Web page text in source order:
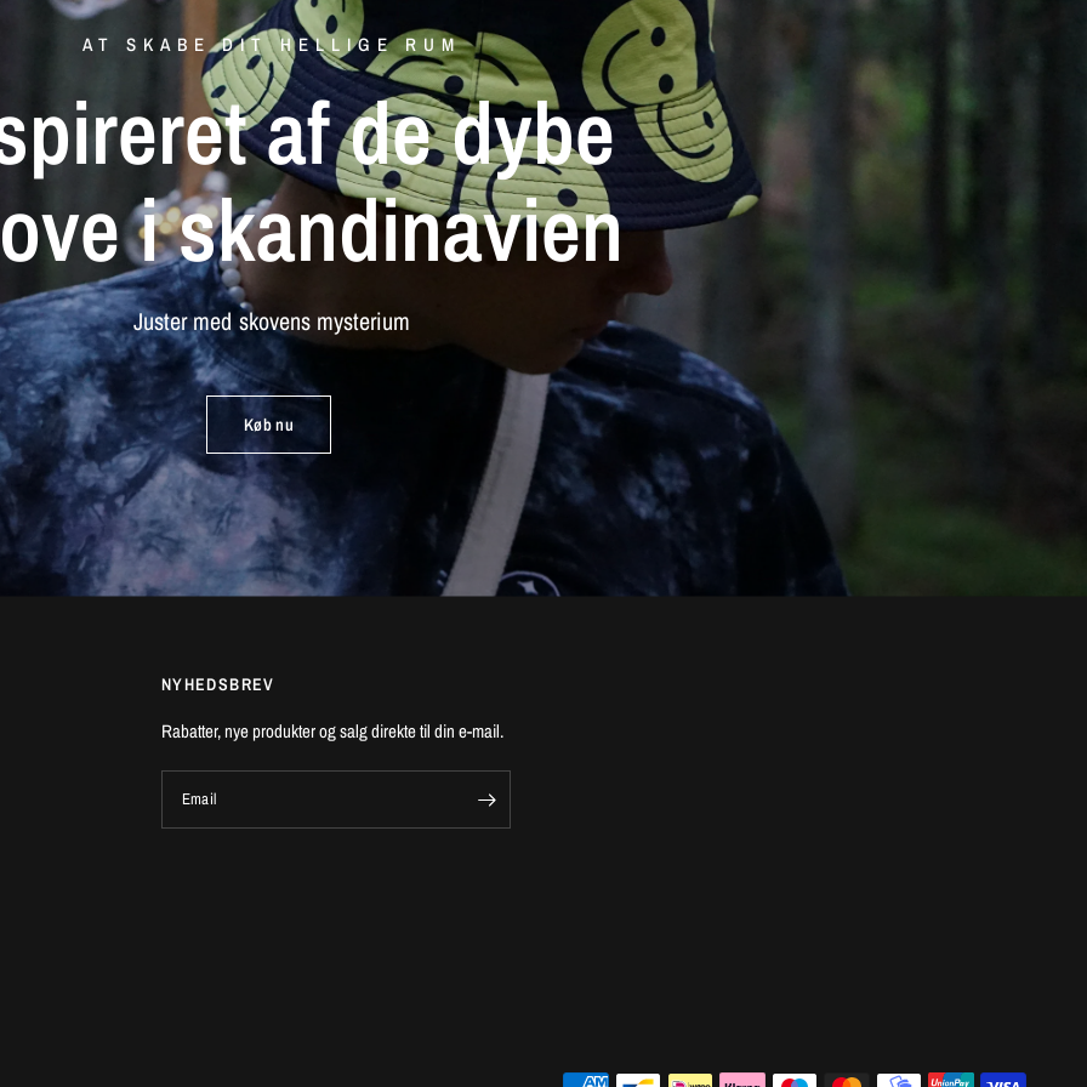
AT SKABE DIT HELLIGE RUM
afdedybe
iskandinavien
Justermed skovens mysterium
Køb nu
NYHEDSBREV
Rabatter, nye produkter og salg direkte til din e-mail.
Email